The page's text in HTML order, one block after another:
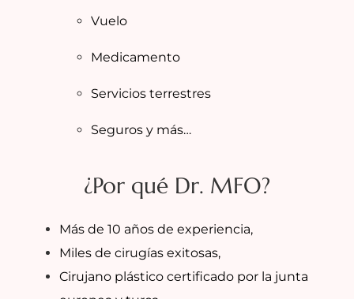
Vuelo
Medicamento
Servicios terrestres
Seguros y más…
¿Por qué Dr. MFO?
Más de 10 años de experiencia,
Miles de cirugías exitosas,
Cirujano plástico certificado por la junta